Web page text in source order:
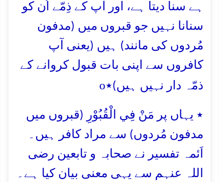
ہے سنا دیتا ہے، اور آپ کے ذِمّے اُن کو
سنانا نہیں جو قبروں میں (مدفون
مُردوں کی مانند) ہیں (یعنی آپ
کافروں سے اپنی بات قبول کروانے کے
ذمّہ دار نہیں ہیں)٭o
٭ یہاں پر مَنْ فِي الْقُبُوْرِ (قبروں میں
مدفون مُردوں) سے مراد کافر ہیں۔
اَئمہ تفسیر نے صحابہ و تابعین رضی
اللہ عنہم سے یہی معنی بیان کیا ہے۔